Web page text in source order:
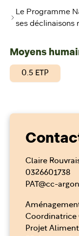
Le Programme
ses déclinaisons
Moyens
0.5 ETP
Claire
0326601738
PAT@cc-
Coordinatrice
Projet